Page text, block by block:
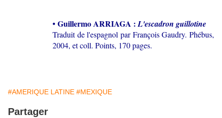
• Guillermo ARRIAGA :L'escadron guillotine
Traduit de l'espagnol par François Gaudry. Phébus,
2004, et coll. Points, 170 pages.
#AMERIQUE LATINE #MEXIQUE
Partager